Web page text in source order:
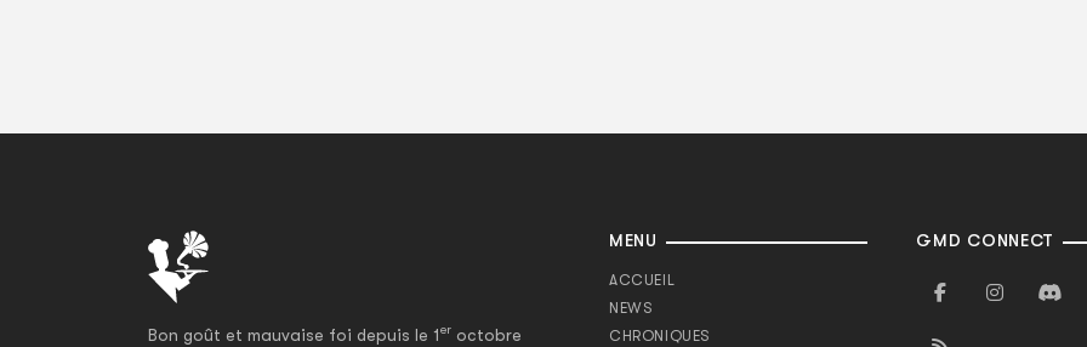
Bon goût et mauvaise foi depuis le 1er octobre
MENU
ACCUEIL
NEWS
CHRONIQUES
GMD CONNECT